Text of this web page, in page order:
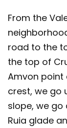
From the
road to the
the top of
Amvon
crest, we go
slope, we
Ruia glade